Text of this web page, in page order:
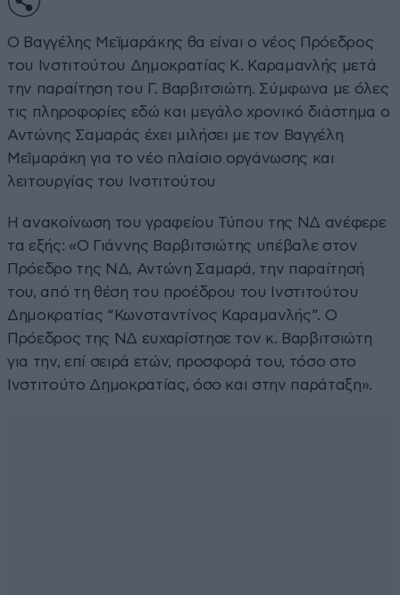
Ο Βαγγέλης Μεϊμαράκης θα είναι ο νέος Πρόεδρος
του Ινστιτούτου Δημοκρατίας Κ. Καραμανλής μετά
την παραίτηση του Γ. Βαρβιτσιώτη. Σύμφωνα με όλες
τις πληροφορίες εδώ και μεγάλο χρονικό διάστημα ο
Αντώνης Σαμαράς έχει μιλήσει με τον Βαγγέλη
Μεϊμαράκη για το νέο πλαίσιο οργάνωσης και
λειτουργίας του Ινστιτούτου
Η ανακοίνωση του γραφείου Τύπου της ΝΔ ανέφερε
τα εξής: «Ο Γιάννης Βαρβιτσιώτης υπέβαλε στον
Πρόεδρο της ΝΔ, Αντώνη Σαμαρά, την παραίτησή
του, από τη θέση του προέδρου του Ινστιτούτου
Δημοκρατίας “Κωνσταντίνος Καραμανλής”. Ο
Πρόεδρος της ΝΔ ευχαρίστησε τον κ. Βαρβιτσιώτη
για την, επί σειρά ετών, προσφορά του, τόσο στο
Ινστιτούτο Δημοκρατίας, όσο και στην παράταξη».